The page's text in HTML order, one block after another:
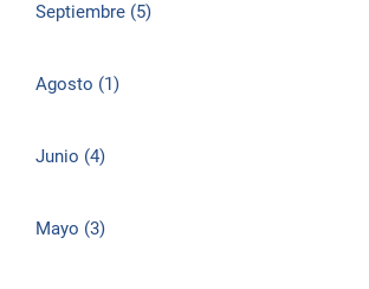
Septiembre (5)
Agosto (1)
Junio (4)
Mayo (3)